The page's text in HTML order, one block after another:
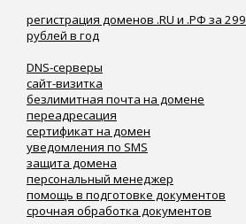
регистрация доменов .RU и .РФ за 299
рублей в год
DNS-серверы
сайт-визитка
безлимитная почта на домене
переадресация
сертификат на домен
уведомления по SMS
защита домена
персональный менеджер
помощь в подготовке документов
срочная обработка документов